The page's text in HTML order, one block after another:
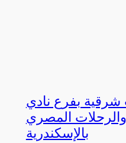
بفرع نادي
المصري
بالإسكندرية